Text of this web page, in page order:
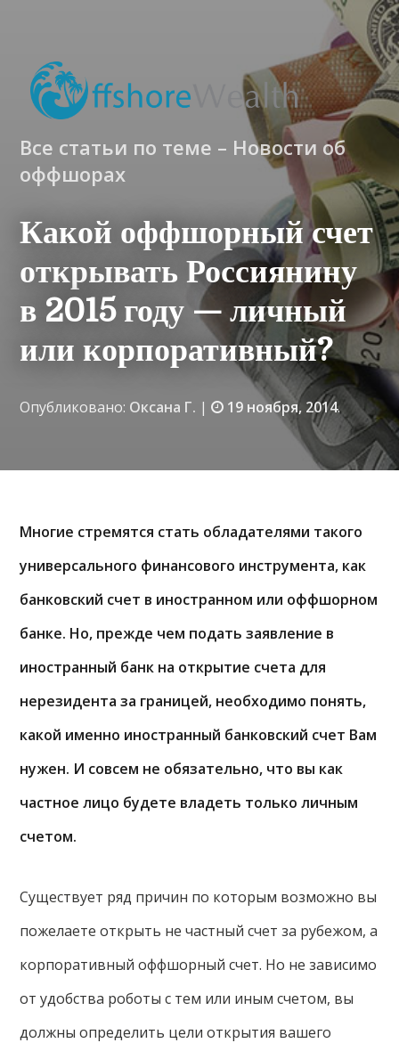
Все статьи по теме – Новости об
оффшорах
Какой оффшорный счет
открывать Россиянину
в 2015 году — личный
или корпоративный?
Опубликовано: Оксана Г. | 19 ноября, 2014.
Многие стремятся стать обладателями такого
универсального финансового инструмента, как
банковский счет в иностранном или оффшорном
банке. Но, прежде чем подать заявление в
иностранный банк на открытие счета для
нерезидента за границей, необходимо понять,
какой именно иностранный банковский счет Вам
нужен. И совсем не обязательно, что вы как
частное лицо будете владеть только личным
счетом.
Существует ряд причин по которым возможно вы
пожелаете открыть не частный счет за рубежом, а
корпоративный оффшорный счет. Но не зависимо
от удобства роботы с тем или иным счетом, вы
должны определить цели открытия вашего